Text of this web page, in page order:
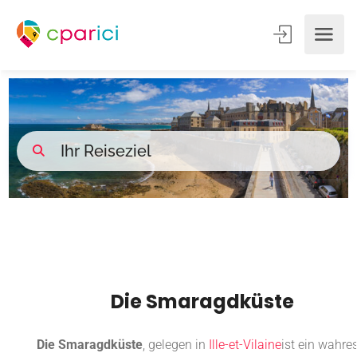
Die Smaragdküste
Die Smaragdküste , gelegen in Ille-et-Vilaineist ein